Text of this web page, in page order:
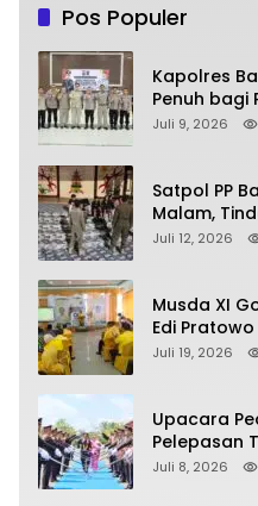
Pos Populer
Kapolres
Penuh bagi
Kalimantan
Juli 9, 2026
Satpol PP
Malam,
soal Balap
Juli 12, 2026
Musda XI
Edi
Partai pada
Juli 19, 2026
Upacara
Pelepasan
Selatan
Juli 8, 2026